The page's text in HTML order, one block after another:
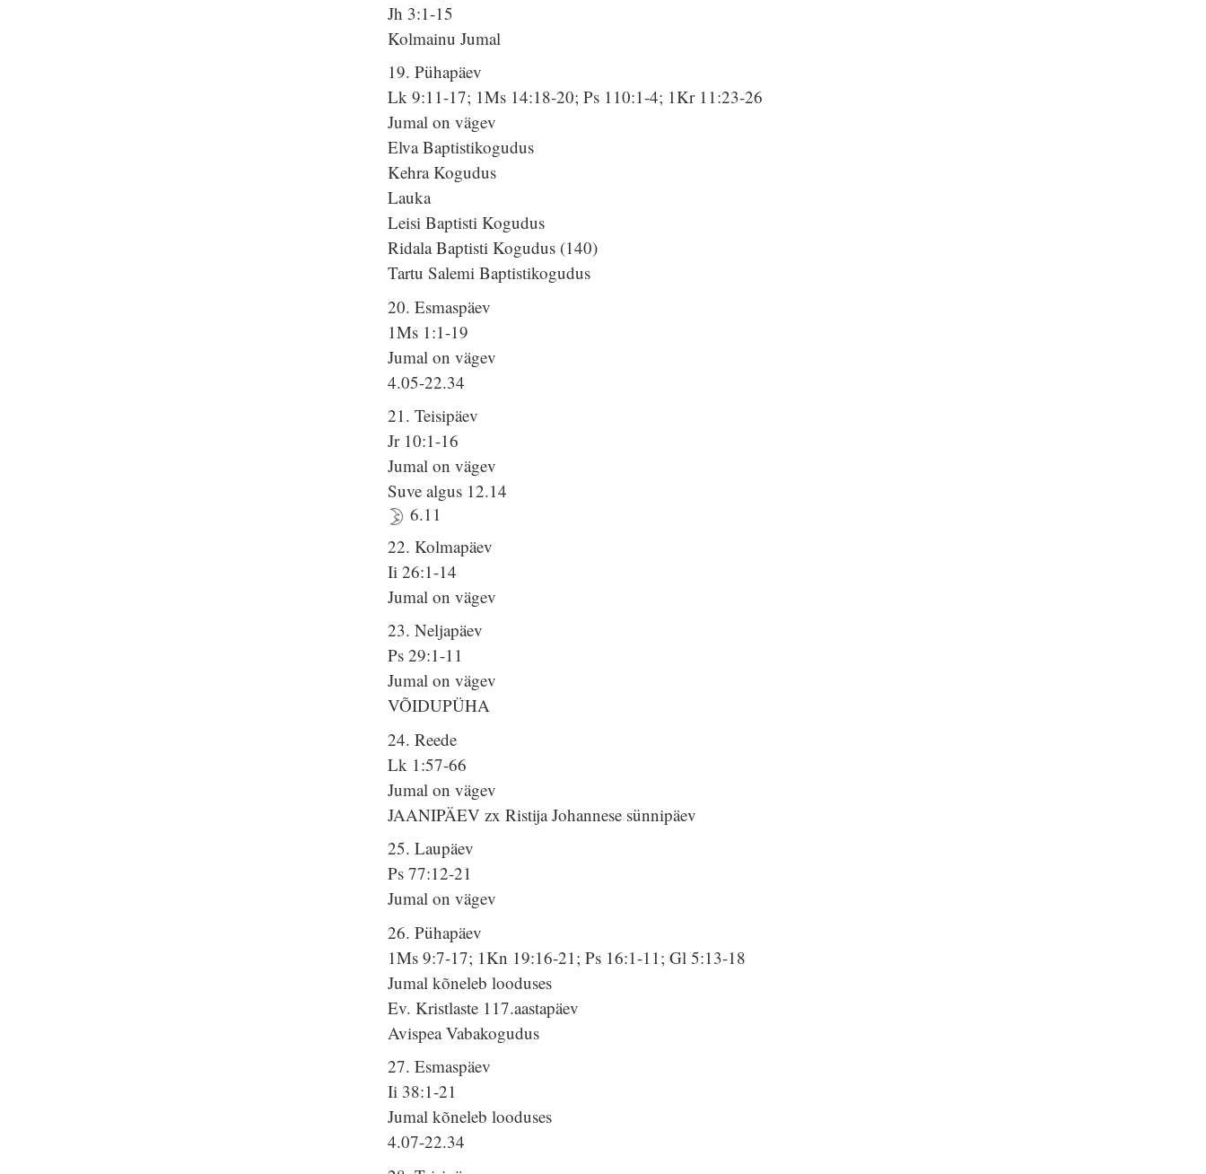
Jh 3:1-15
Kolmainu Jumal
19. Pühapäev
Lk 9:11-17; 1Ms 14:18-20; Ps 110:1-4; 1Kr 11:23-26
Jumal on vägev
Elva Baptistikogudus
Kehra Kogudus
Lauka
Leisi Baptisti Kogudus
Ridala Baptisti Kogudus (140)
Tartu Salemi Baptistikogudus
20. Esmaspäev
1Ms 1:1-19
Jumal on vägev
4.05-22.34
21. Teisipäev
Jr 10:1-16
Jumal on vägev
Suve algus 12.14
6.11
22. Kolmapäev
Ii 26:1-14
Jumal on vägev
23. Neljapäev
Ps 29:1-11
Jumal on vägev
VÕIDUPÜHA
24. Reede
Lk 1:57-66
Jumal on vägev
JAANIPÄEV zx Ristija Johannese sünnipäev
25. Laupäev
Ps 77:12-21
Jumal on vägev
26. Pühapäev
1Ms 9:7-17; 1Kn 19:16-21; Ps 16:1-11; Gl 5:13-18
Jumal kõneleb looduses
Ev. Kristlaste 117.aastapäev
Avispea Vabakogudus
27. Esmaspäev
Ii 38:1-21
Jumal kõneleb looduses
4.07-22.34